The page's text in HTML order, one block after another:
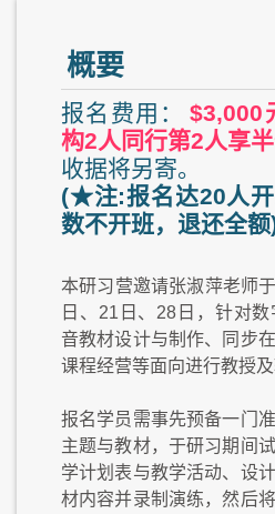
概要
报名费用：
$3,000
构2人同行第2人享
收据将另寄。
(★注:报名达20人开
数不开班，退还全额
本研习营邀请张淑萍老师
日、21日、28日，针对
音教材设计与制作、同步
课程经营等面向进行教授及
报名学员需事先预备一门
主题与教材，于研习期间
学计划表与教学活动、设
材内容并录制演练，然后